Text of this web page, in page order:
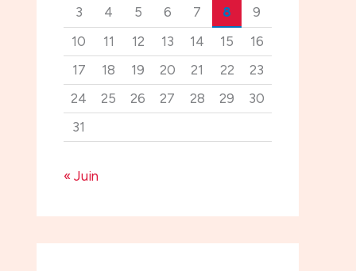
3 4 5 6 7 8
9
10
11 12 13 14 15
16
17
18 19 20 21 22
23
24
25 26 27 28 29
30
31
« Juin